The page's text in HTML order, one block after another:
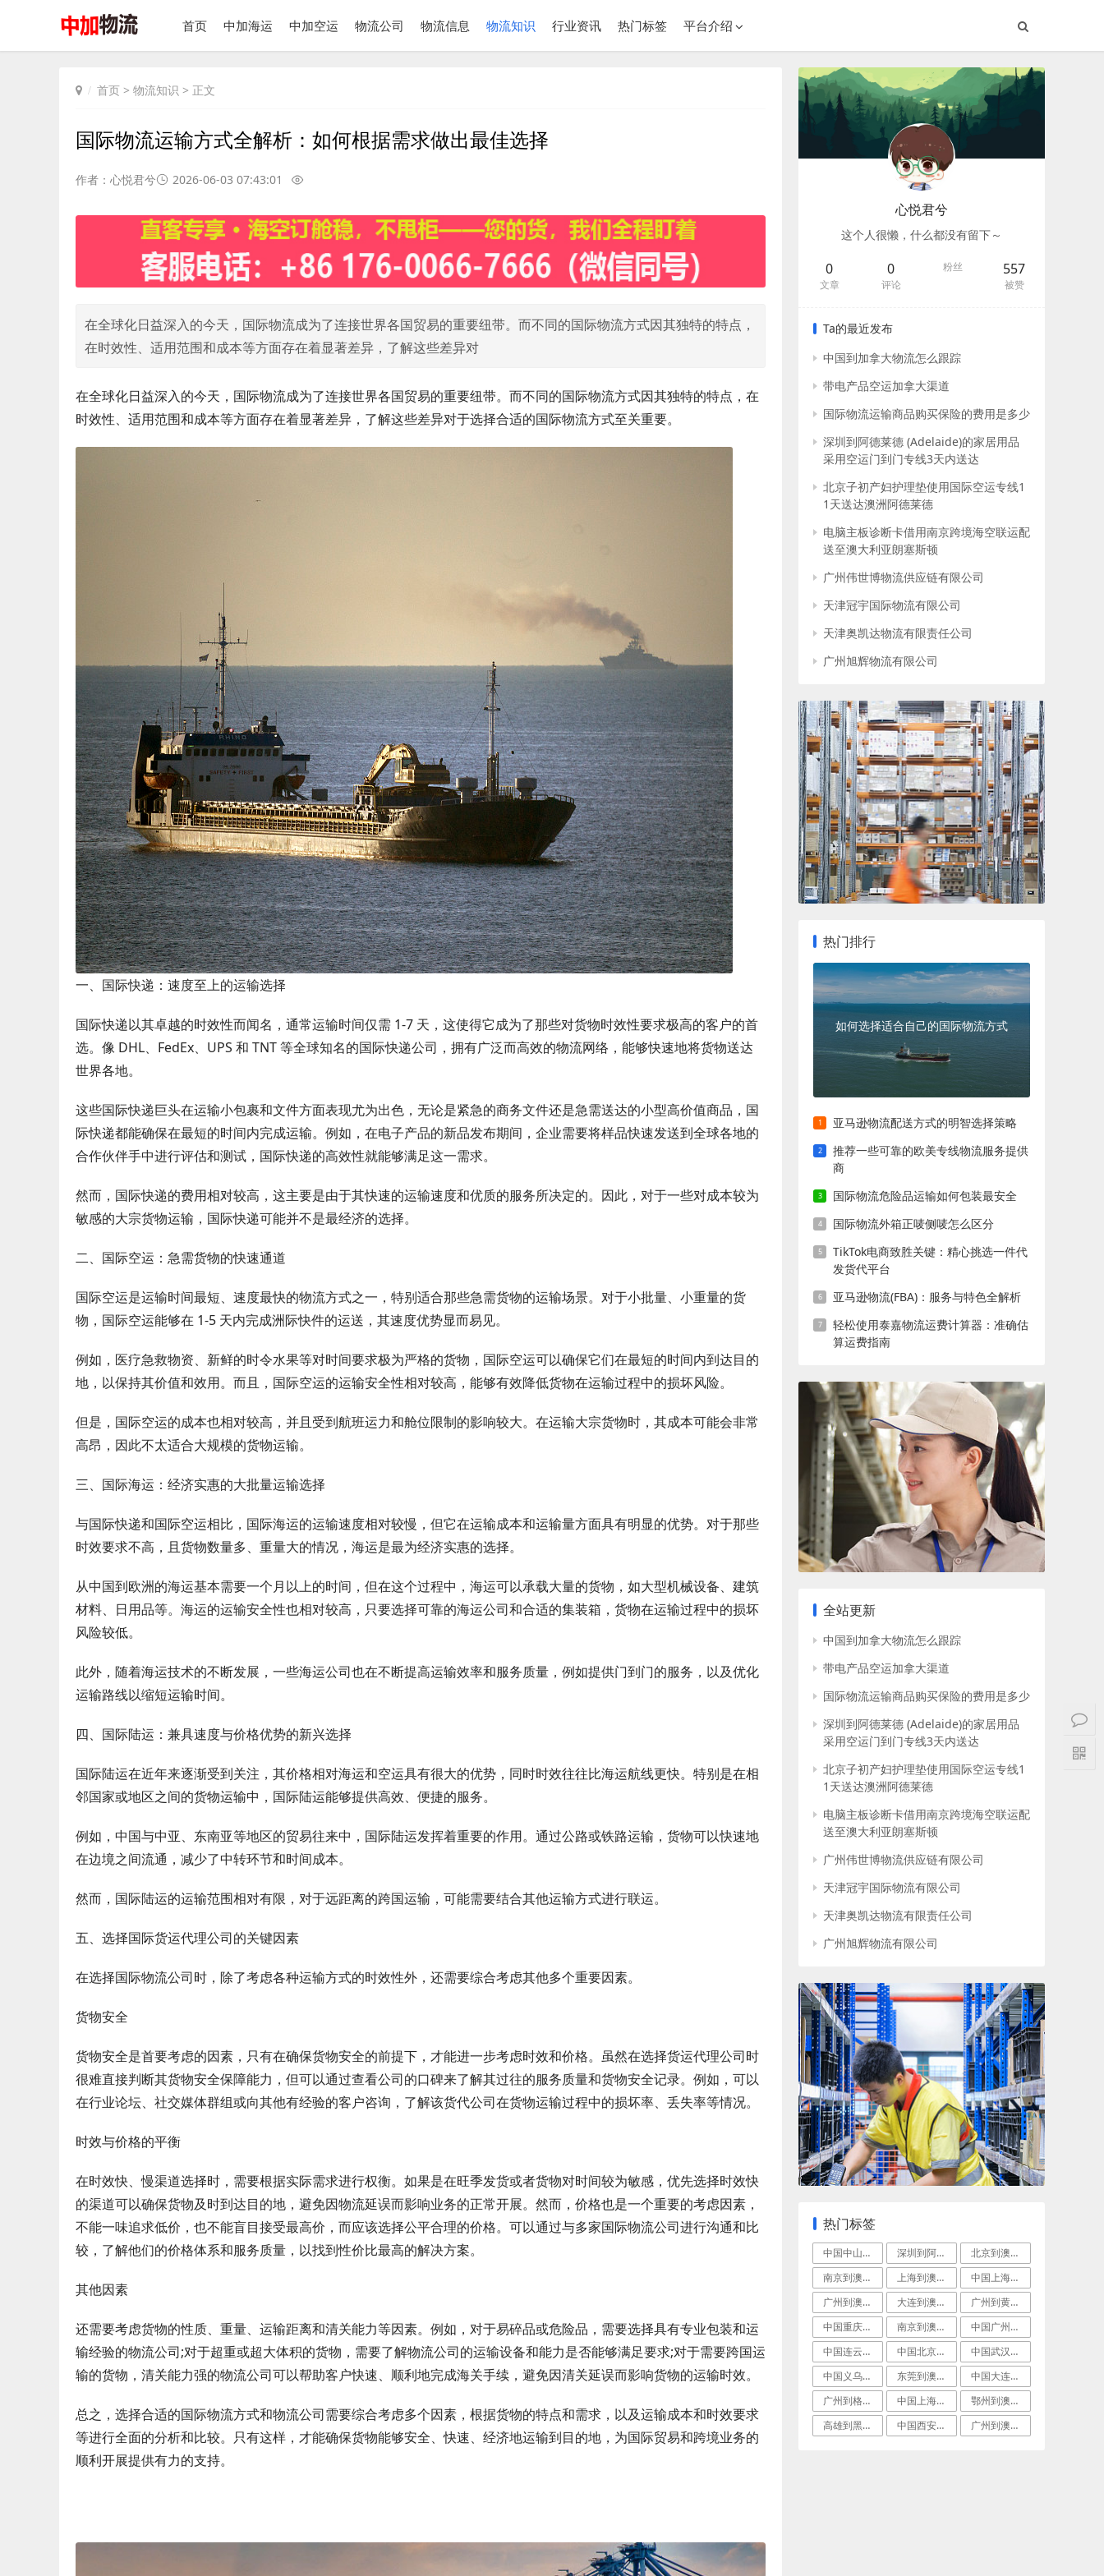
首页 中加海运 中加空运 物流公司 物流信息 物流知识 行业资讯 热门标签 平台介绍
首页 > 物流知识 > 正文
国际物流运输方式全解析：如何根据需求做出最佳选择
作者：心悦君兮 2026-06-03 07:43:01
在全球化日益深入的今天，国际物流成为了连接世界各国贸易的重要纽带。而不同的国际物流方式因其独特的特点，
在时效性、适用范围和成本等方面存在着显著差异，了解这些差异对
在全球化日益深入的今天，国际物流成为了连接世界各国贸易的重要纽带。而不同的国际物流方式因其独特的特点，在
时效性、适用范围和成本等方面存在着显著差异，了解这些差异对于选择合适的国际物流方式至关重要。
一、国际快递：速度至上的运输选择
国际快递以其卓越的时效性而闻名，通常运输时间仅需 1-7 天，这使得它成为了那些对货物时效性要求极高的客户的首
选。像 DHL、FedEx、UPS 和 TNT 等全球知名的国际快递公司，拥有广泛而高效的物流网络，能够快速地将货物送达
世界各地。
这些国际快递巨头在运输小包裹和文件方面表现尤为出色，无论是紧急的商务文件还是急需送达的小型高价值商品，国
际快递都能确保在最短的时间内完成运输。例如，在电子产品的新品发布期间，企业需要将样品快速发送到全球各地的
合作伙伴手中进行评估和测试，国际快递的高效性就能够满足这一需求。
然而，国际快递的费用相对较高，这主要是由于其快速的运输速度和优质的服务所决定的。因此，对于一些对成本较为
敏感的大宗货物运输，国际快递可能并不是最经济的选择。
二、国际空运：急需货物的快速通道
国际空运是运输时间最短、速度最快的物流方式之一，特别适合那些急需货物的运输场景。对于小批量、小重量的货
物，国际空运能够在 1-5 天内完成洲际快件的运送，其速度优势显而易见。
例如，医疗急救物资、新鲜的时令水果等对时间要求极为严格的货物，国际空运可以确保它们在最短的时间内到达目的
地，以保持其价值和效用。而且，国际空运的运输安全性相对较高，能够有效降低货物在运输过程中的损坏风险。
但是，国际空运的成本也相对较高，并且受到航班运力和舱位限制的影响较大。在运输大宗货物时，其成本可能会非常
高昂，因此不太适合大规模的货物运输。
三、国际海运：经济实惠的大批量运输选择
与国际快递和国际空运相比，国际海运的运输速度相对较慢，但它在运输成本和运输量方面具有明显的优势。对于那些
时效要求不高，且货物数量多、重量大的情况，海运是最为经济实惠的选择。
从中国到欧洲的海运基本需要一个月以上的时间，但在这个过程中，海运可以承载大量的货物，如大型机械设备、建筑
材料、日用品等。海运的运输安全性也相对较高，只要选择可靠的海运公司和合适的集装箱，货物在运输过程中的损坏
风险较低。
此外，随着海运技术的不断发展，一些海运公司也在不断提高运输效率和服务质量，例如提供门到门的服务，以及优化
运输路线以缩短运输时间。
四、国际陆运：兼具速度与价格优势的新兴选择
国际陆运在近年来逐渐受到关注，其价格相对海运和空运具有很大的优势，同时时效往往比海运航线更快。特别是在相
邻国家或地区之间的货物运输中，国际陆运能够提供高效、便捷的服务。
例如，中国与中亚、东南亚等地区的贸易往来中，国际陆运发挥着重要的作用。通过公路或铁路运输，货物可以快速地
在边境之间流通，减少了中转环节和时间成本。
然而，国际陆运的运输范围相对有限，对于远距离的跨国运输，可能需要结合其他运输方式进行联运。
五、选择国际货运代理公司的关键因素
在选择国际物流公司时，除了考虑各种运输方式的时效性外，还需要综合考虑其他多个重要因素。
货物安全
货物安全是首要考虑的因素，只有在确保货物安全的前提下，才能进一步考虑时效和价格。虽然在选择货运代理公司时
很难直接判断其货物安全保障能力，但可以通过查看公司的口碑来了解其过往的服务质量和货物安全记录。例如，可以
在行业论坛、社交媒体群组或向其他有经验的客户咨询，了解该货代公司在货物运输过程中的损坏率、丢失率等情况。
时效与价格的平衡
在时效快、慢渠道选择时，需要根据实际需求进行权衡。如果是在旺季发货或者货物对时间较为敏感，优先选择时效快
的渠道可以确保货物及时到达目的地，避免因物流延误而影响业务的正常开展。然而，价格也是一个重要的考虑因素，
不能一味追求低价，也不能盲目接受最高价，而应该选择公平合理的价格。可以通过与多家国际物流公司进行沟通和比
较，了解他们的价格体系和服务质量，以找到性价比最高的解决方案。
其他因素
还需要考虑货物的性质、重量、运输距离和清关能力等因素。例如，对于易碎品或危险品，需要选择具有专业包装和运
输经验的物流公司;对于超重或超大体积的货物，需要了解物流公司的运输设备和能力是否能够满足要求;对于需要跨国运
输的货物，清关能力强的物流公司可以帮助客户快速、顺利地完成海关手续，避免因清关延误而影响货物的运输时效。
总之，选择合适的国际物流方式和物流公司需要综合考虑多个因素，根据货物的特点和需求，以及运输成本和时效要求
等进行全面的分析和比较。只有这样，才能确保货物能够安全、快速、经济地运输到目的地，为国际贸易和跨境业务的
顺利开展提供有力的支持。
心悦君兮
这个人很懒，什么都没有留下～
0
文章
0
评论
粉丝 557
被赞
Ta的最近发布
中国到加拿大物流怎么跟踪
带电产品空运加拿大渠道
国际物流运输商品购买保险的费用是多少
深圳到阿德莱德 (Adelaide)的家居用品
采用空运门到门专线3天内送达
北京子初产妇护理垫使用国际空运专线1
1天送达澳洲阿德莱德
电脑主板诊断卡借用南京跨境海空联运配
送至澳大利亚朗塞斯顿
广州伟世博物流供应链有限公司
天津冠宇国际物流有限公司
天津奥凯达物流有限责任公司
广州旭辉物流有限公司
热门排行
如何选择适合自己的国际物流方式
亚马逊物流配送方式的明智选择策略
推荐一些可靠的欧美专线物流服务提供
商
国际物流危险品运输如何包装最安全
国际物流外箱正唛侧唛怎么区分
TikTok电商致胜关键：精心挑选一件代
发货代平台
亚马逊物流(FBA)：服务与特色全解析
轻松使用泰嘉物流运费计算器：准确估
算运费指南
全站更新
中国到加拿大物流怎么跟踪
带电产品空运加拿大渠道
国际物流运输商品购买保险的费用是多少
深圳到阿德莱德 (Adelaide)的家居用品
采用空运门到门专线3天内送达
北京子初产妇护理垫使用国际空运专线1
1天送达澳洲阿德莱德
电脑主板诊断卡借用南京跨境海空联运配
送至澳大利亚朗塞斯顿
广州伟世博物流供应链有限公司
天津冠宇国际物流有限公司
天津奥凯达物流有限责任公司
广州旭辉物流有限公司
热门标签
中国中山到格拉德斯通空运快递 深圳到阿德莱德(Adelaide)空运门
北京到澳洲阿德莱德国际空运专线
南京到澳大利亚朗塞斯顿跨境海空联运
上海到澳大利亚布尼(Bunbury)空运
中国上海到珀斯(Perth)航空快递
广州到澳大利亚布里斯班(Brisbane
大连到澳大利亚凯恩斯国际航空货运
广州到黄金海岸(GoldCoast)空运
中国重庆到澳洲丹皮尔LCL海运
南京到澳洲丹皮尔(Dampier)航空货
中国广州到澳洲阳光海岸(Sunshine
中国连云港到澳洲奥尔巴尼海空联运
中国北京到澳大利亚阿什伯顿空运门到门专线
中国武汉到澳洲贝尔湾(BellBay)航
中国义乌到格拉德斯通FCL海运
东莞到澳大利亚肯布拉港加急空运
中国大连到澳洲珀斯(Perth)航空快递
广州到格拉德斯通(Gladstone)集
中国上海到布尼(Bunbury)国际快递
鄂州到澳大利亚德文波特(Devonpor
高雄到黑德兰港FCL海运
中国西安到格拉德斯通(Gladstone 广州到澳洲格拉德斯通(Gladstone